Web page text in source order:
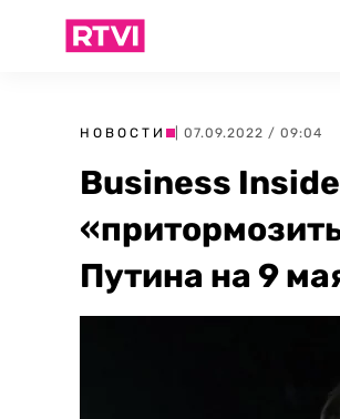
НОВОСТИ | 07.09.2022 / 09:04
Business
Путина на 9